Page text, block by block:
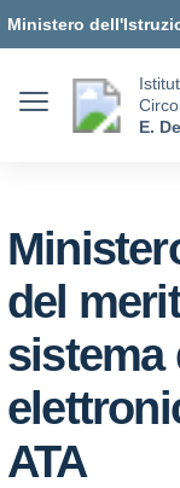
Ministero
E.
del
sistema
ATA